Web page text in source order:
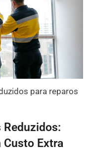
para reparos
Reduzidos:
Custo Extra